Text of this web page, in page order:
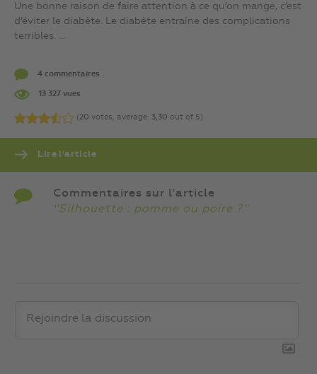
Une bonne raison de faire attention à ce qu’on mange, c’est
d’éviter le diabète. Le diabète entraîne des complications
terribles. ...
4 commentaires .
13 327 vues
(20 votes, average: 3,30 out of 5)
Lire l’article
Commentaires sur l'article
''Silhouette : pomme ou poire ?''